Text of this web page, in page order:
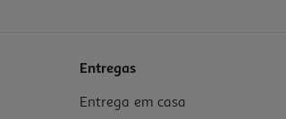
Entregas
Entrega em casa